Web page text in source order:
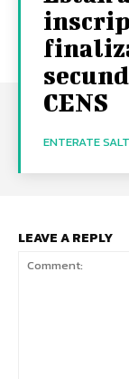
CENS
ENTERATE
LEAVE A REPLY